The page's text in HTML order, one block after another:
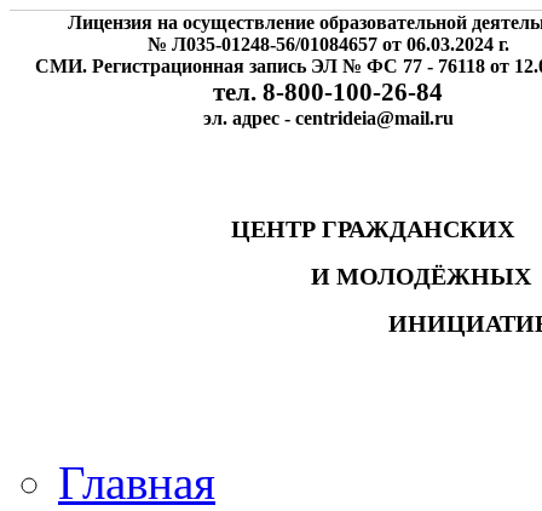
Лицензия на осуществление образовательной
№ Л035-01248-56/01084657 от 06.03.2024 г.
СМИ. Регистрационная запись ЭЛ № ФС 77 - 76118 от
тел. 8-800-100-26-84
эл. адрес - centrideia@mail.ru
ЦЕНТР
И
Главная